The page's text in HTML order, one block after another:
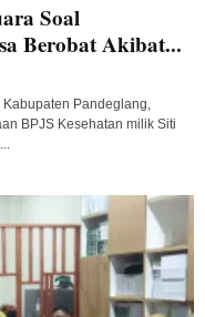
Soal
Berobat Akibat...
Pandeglang,
BPJS Kesehatan milik Siti